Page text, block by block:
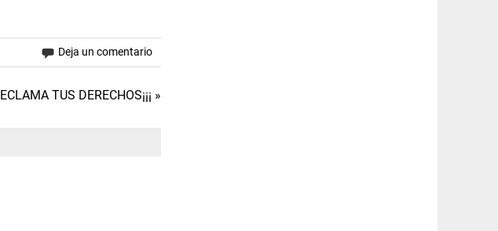
Deja un comentario
TUS DERECHOS¡¡¡ »